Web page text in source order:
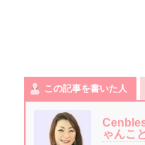
この記事を書いた人
ゃんこ